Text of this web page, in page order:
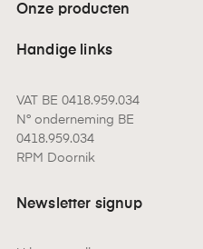
Onze producten
Handige links
VAT BE 0418.959.034
N° onderneming BE
0418.959.034
RPM Doornik
Newsletter signup